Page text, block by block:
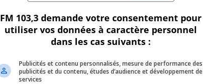
FM 103,3 demande votre consentement pour
utiliser vos données à caractère personnel
dans les cas suivants :
Publicités et contenu personnalisés, mesure de performance des
publicités et du contenu, études d’audience et développement de
services